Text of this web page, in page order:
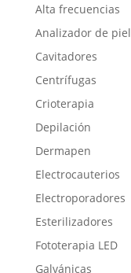
Alta frecuencias
Analizador de piel
Cavitadores
Centrífugas
Crioterapia
Depilación
Dermapen
Electrocauterios
Electroporadores
Esterilizadores
Fototerapia LED
Galvánicas